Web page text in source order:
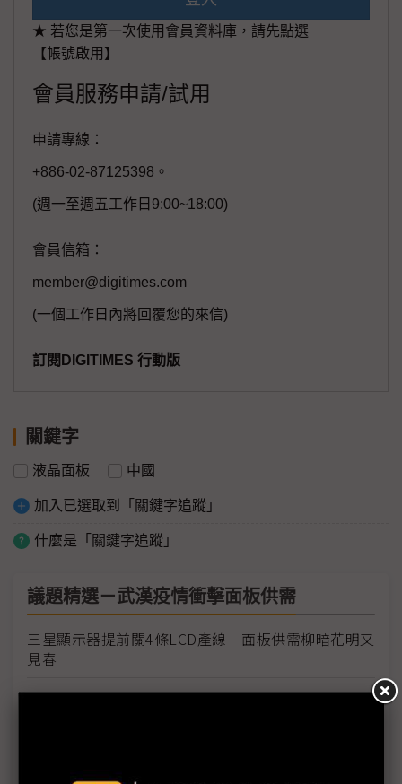
★ 若您是第一次使用會員資料庫，請先點選
【帳號啟用】
會員服務申請/試用
申請專線：
+886-02-87125398。
(週一至週五工作日9:00~18:00)
會員信箱：
member@digitimes.com
(一個工作日內將回覆您的來信)
訂閱DIGITIMES 行動版
關鍵字
液晶面板 中國
加入已選取到「關鍵字追蹤」
什麼是「關鍵字追蹤」
議題精選－武漢疫情衝擊面板供需
三星顯示器提前關4條LCD產線 面板供需柳暗花明又
見春